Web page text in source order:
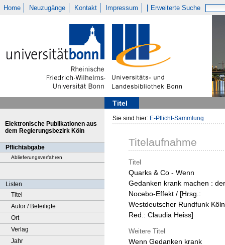
Home Neuzugänge Kontakt Impressum Erweiterte Suche
Titel
Elektronische Publikationen aus
dem Regierungsbezirk Köln
Pflichtabgabe
Ablieferungsverfahren
Listen
Titel
Autor / Beteiligte
Ort
Verlag
Jahr
Sie sind hier: E-Pflicht-Sammlung
Titelaufnahme
Titel
Quarks & Co - Wenn
Gedanken krank machen : der
Nocebo-Effekt / [Hrsg.:
Westdeutscher Rundfunk
Red.: Claudia Heiss]
Weitere Titel
Wenn Gedanken krank